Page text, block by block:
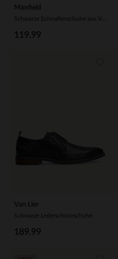
Manfield
119.99
Van Lier
Schwarze Lederschnürschuhe
189.99